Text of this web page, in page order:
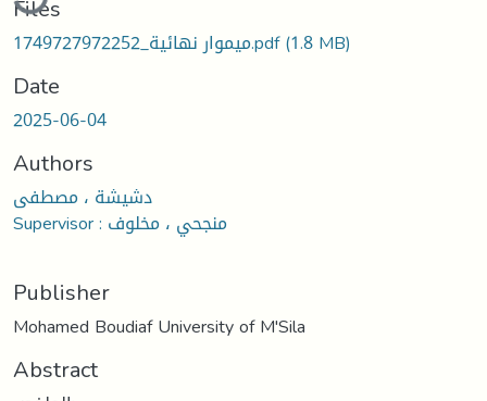
Files
1749727972252_ميموار نهائية.pdf(1.8 MB)
Date
2025-06-04
Authors
دشيشة ، مصطفى
Supervisor : منجحي ، مخلوف
Publisher
Mohamed Boudiaf University of M'Sila
Abstract